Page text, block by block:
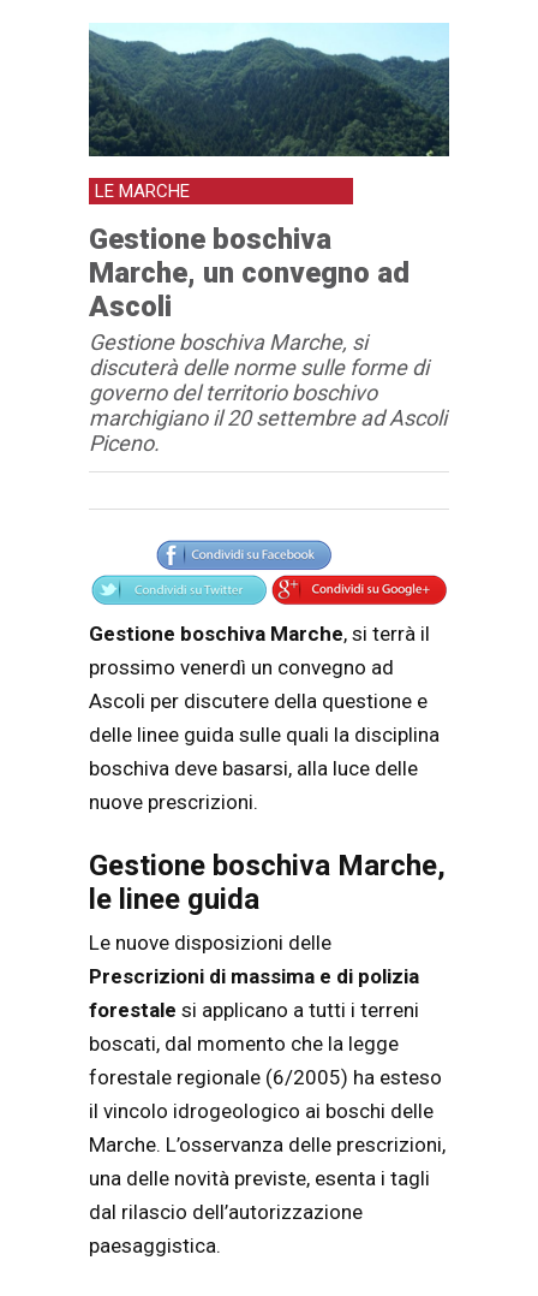
LE MARCHE
Gestione boschiva
Marche, un convegno ad
Ascoli
Gestione boschiva Marche, si
discuterà delle norme sulle forme di
governo del territorio boschivo
marchigiano il 20 settembre ad Ascoli
Piceno.
Articolo
Testo articolo principale
Gestione boschiva Marche, si terrà il
prossimo venerdì un convegno ad
Ascoli per discutere della questione e
delle linee guida sulle quali la disciplina
boschiva deve basarsi, alla luce delle
nuove prescrizioni.
Gestione boschiva Marche,
le linee guida
Le nuove disposizioni delle
Prescrizioni di massima e di polizia
forestale si applicano a tutti i terreni
boscati, dal momento che la legge
forestale regionale (6/2005) ha esteso
il vincolo idrogeologico ai boschi delle
Marche. L’osservanza delle prescrizioni,
una delle novità previste, esenta i tagli
dal rilascio dell’autorizzazione
paesaggistica.